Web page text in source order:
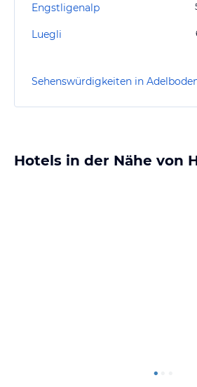
Engstligenalp
Luegli
Sehenswürdigkeiten in
Hotels in der Nähe von